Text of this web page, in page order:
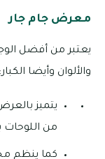
معرض جام جار
يعتبر من أفضل
والألوان وأيضا الكبار:
يتميز
من اللوحات
كما ينظم